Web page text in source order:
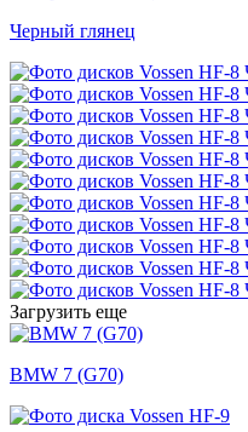
Черный глянец
Загрузить еще
BMW 7 (G70)